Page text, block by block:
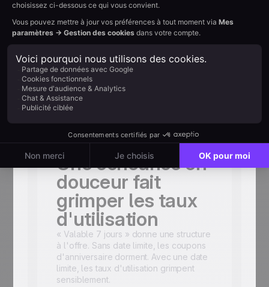
projecteurs sur
eux, pas sur votre
catalogue
Son prénom dans l'objet. Son prénom
dans le corps. Aucune grille produit qui
vienne capter l'attention. L'email
d'anniversaire parle de la relation. Le
pitch produit peut attendre demain.
Une échéance en
douceur fait
grimper les taux
d'utilisation
« Valable 7 jours » donne une structure
à l'offre. Sans date limite, les coupons
d'anniversaire dorment. Avec une date
limite, les taux d'utilisation grimpent
sensiblement.